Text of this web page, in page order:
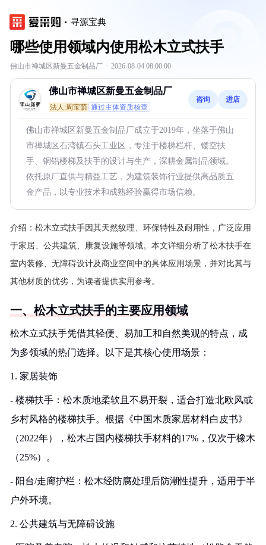
寻源宝典
哪些使用领域内使用松木立式扶手
佛山市禅城区新曼五金制品厂 · 2026-08-04 08:00:00
佛山市禅城区新曼五金制品厂
法人:周宝荫 通过主体资质核查
咨询 进店
佛山市禅城区新曼五金制品厂成立于2019年，坐落于佛山
市禅城区石湾镇石头工业区，专注于楼梯栏杆、镂空扶
手、铜铝楼梯及扶手的设计与生产，深耕金属制品领域。
依托原厂直供与精益工艺，为建筑装饰行业提供高品质五
金产品，以专业技术和成熟经验赢得市场信赖。
介绍： 松木立式扶手因其天然纹理、环保特性及耐用性，广泛应用
于家居、公共建筑、康复设施等领域。本文详细分析了松木扶手在
室内装修、无障碍设计及商业空间中的具体应用场景，并对比其与
其他材质的优劣，为读者提供实用参考。
一、松木立式扶手的主要应用领域
松木立式扶手凭借其轻便、易加工和自然美观的特点，成
为多领域的热门选择。以下是其核心使用场景：
1. 家居装饰
- 楼梯扶手：松木质地柔软且不易开裂，适合打造北欧风或
乡村风格的楼梯扶手。根据《中国木质家居材料白皮书》
（2022年），松木占国内楼梯扶手材料的17%，仅次于橡木
（25%）。
- 阳台/走廊护栏：松木经防腐处理后防潮性提升，适用于半
户外环境。
2. 公共建筑与无障碍设施